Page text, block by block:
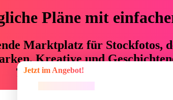
Pläne mit
Marktplatz für Stockfotos,
Kreative und
76 % an Zeit und Budget
Jetzt im Angebot!